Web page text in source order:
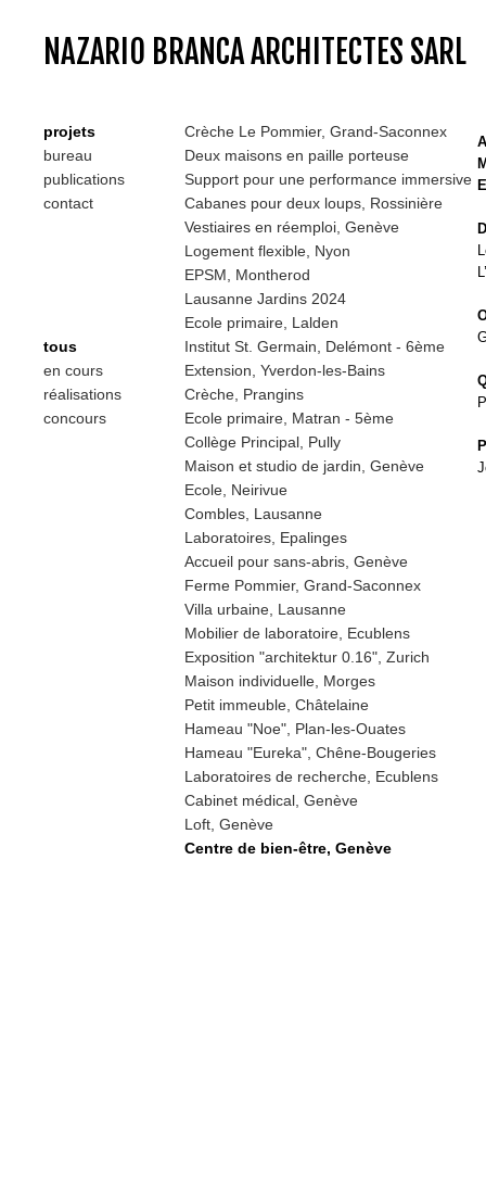
NAZARIO BRANCA ARCHITECTES SARL
projets
bureau
publications
contact
tous
en cours
réalisations
concours
Crèche Le Pommier, Grand-Saconnex
Deux maisons en paille porteuse
Support pour une performance immersive
Cabanes pour deux loups, Rossinière
Vestiaires en réemploi, Genève
Logement flexible, Nyon
EPSM, Montherod
Lausanne Jardins 2024
Ecole primaire, Lalden
Institut St. Germain, Delémont - 6ème
Extension, Yverdon-les-Bains
Crèche, Prangins
Ecole primaire, Matran - 5ème
Collège Principal, Pully
Maison et studio de jardin, Genève
Ecole, Neirivue
Combles, Lausanne
Laboratoires, Epalinges
Accueil pour sans-abris, Genève
Ferme Pommier, Grand-Saconnex
Villa urbaine, Lausanne
Mobilier de laboratoire, Ecublens
Exposition "architektur 0.16", Zurich
Maison individuelle, Morges
Petit immeuble, Châtelaine
Hameau "Noe", Plan-les-Ouates
Hameau "Eureka", Chêne-Bougeries
Laboratoires de recherche, Ecublens
Cabinet médical, Genève
Loft, Genève
Centre de bien-être, Genève